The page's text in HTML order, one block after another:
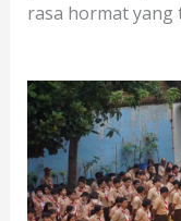
rasa hormat yang